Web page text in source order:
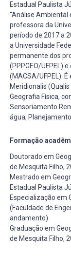
Estadual Paulista
''Análise Ambiental
professora da
período de 2017 a
a Universidade
permanente dos
(PPPGEO/UFPEL)
(MACSA/UFPEL).
Meridionalis
Geografia Física,
Sensoriamento
água,
Formação
Doutorado em
de Mesquita Filho,
Mestrado em
Estadual Paulista
Especialização em
(Faculdade de
andamento)
Graduação em
de Mesquita Filho,